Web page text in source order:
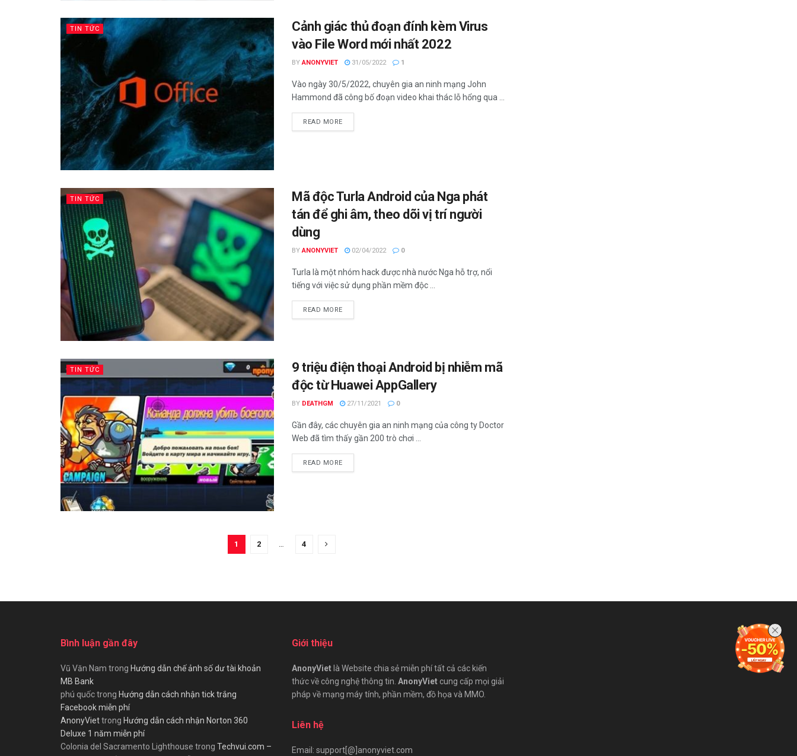
TIN TỨC
Cảnh giác thủ đoạn đính kèm Virus
vào File Word mới nhất 2022
BY ANONYVIET 31/05/2022 1
Vào ngày 30/5/2022, chuyên gia an ninh mạng John
Hammond đã công bố đoạn video khai thác lỗ hổng qua ...
READ MOREDETAILS
TIN TỨC
Mã độc Turla Android của Nga phát
tán để ghi âm, theo dõi vị trí người
dùng
BY ANONYVIET 02/04/2022 0
Turla là một nhóm hack được nhà nước Nga hỗ trợ, nổi
tiếng với việc sử dụng phần mềm độc ...
READ MOREDETAILS
TIN TỨC
9 triệu điện thoại Android bị nhiễm mã
độc từ Huawei AppGallery
BY DEATHGM 27/11/2021 0
Gần đây, các chuyên gia an ninh mạng của công ty Doctor
Web đã tìm thấy gần 200 trò chơi ...
READ MOREDETAILS
1 2 4
Bình luận gần đây
Vũ Văn Nam trong Hướng dẫn chế ảnh số dư tài khoản
MB Bank
phú quốctrong Hướng dẫn cách nhận tick trắng
Facebook miễn phí
AnonyViettrong Hướng dẫn cách nhận Norton 360
Deluxe 1 năm miễn phí
Colonia del Sacramento Lighthouse trong Techvui.com –
Giới thiệu
AnonyViet là Website chia sẻ miễn phí tất cả các kiến
thức về công nghệ thông tin. AnonyViet cung cấp mọi giải
pháp về mạng máy tính, phần mềm, đồ họa và MMO.
Liên hệ
Email: support[@]anonyviet.com